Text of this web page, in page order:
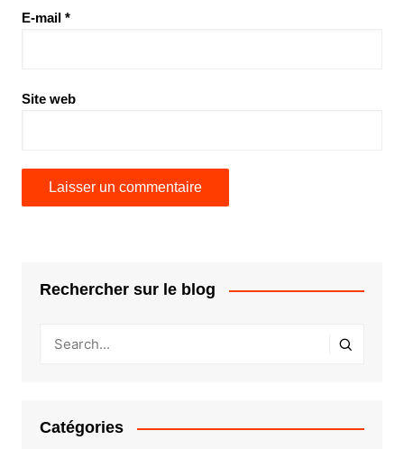
E-mail *
Site web
Rechercher sur le blog
Catégories